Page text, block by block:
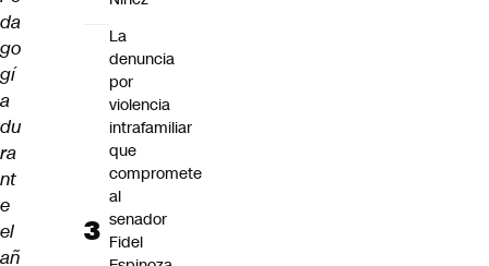
da
go
gí
a
du
ra
nt
e
el
añ
La
denuncia
por
violencia
intrafamiliar
que
compromete
al
senador
Fidel